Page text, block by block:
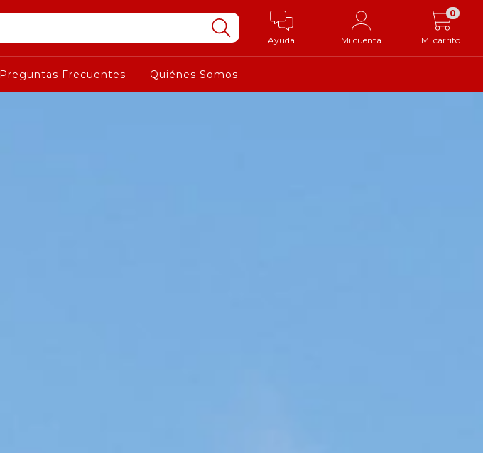
Ayuda Mi cuenta Mi carrito
0
Preguntas Frecuentes Quiénes Somos